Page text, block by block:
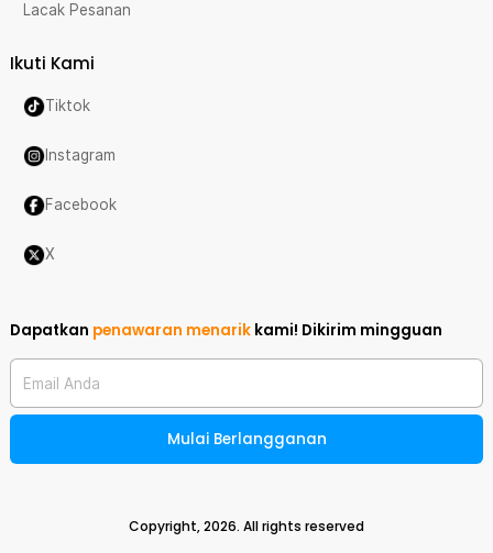
Lacak Pesanan
Ikuti Kami
Tiktok
Instagram
Facebook
X
Dapatkan penawaran menarik kami! Dikirim mingguan
Email Anda
Mulai Berlangganan
Copyright,2026. All rights reserved